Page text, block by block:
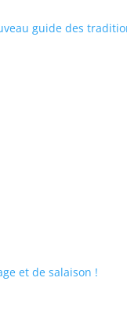
guide des
et de salaison !